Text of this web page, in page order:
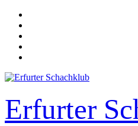
Skip
content
Erfurter